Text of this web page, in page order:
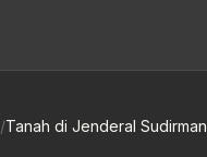
/Tanah di Jenderal Sudirman